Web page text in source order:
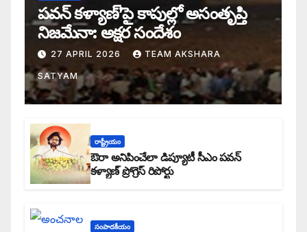
పవన్ కళ్యాణ్’పై కాపుల్లో అసంతృప్తి
నిజమేనా: అక్షర సందేశం
27 APRIL 2026 TEAM AKSHARA
SATYAM
రాష్ట్రీయం
ఔరా అనిపించేలా డిప్యూటీ సీఎం పవన్
కళ్యాణ్ ప్రోగ్రెస్ రిపోర్టు
సంపాదకీయం